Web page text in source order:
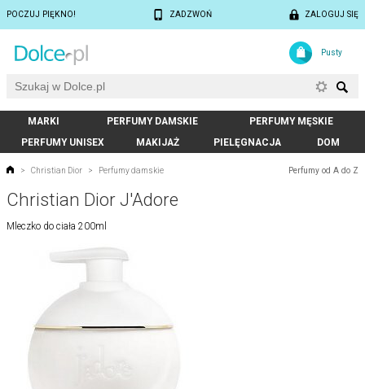
POCZUJ PIĘKNO! ZADZWOŃ ZALOGUJ SIĘ
Pusty
MARKI PERFUMY DAMSKIE
PERFUMY MĘSKIE
PERFUMY UNISEX
MAKIJAŻ PIELĘGNACJA DOM
Perfumy od A do Z
> Christian Dior > Perfumy damskie
Christian Dior J'Adore
Mleczko do ciała 200ml